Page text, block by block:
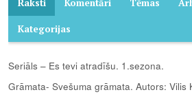
Raksti Komentāri Tēmas
Kategorijas
Seriāls – Es tevi atradīšu. 1.sezona.
Grāmata- Svešuma grāmata. Autors: Vilis